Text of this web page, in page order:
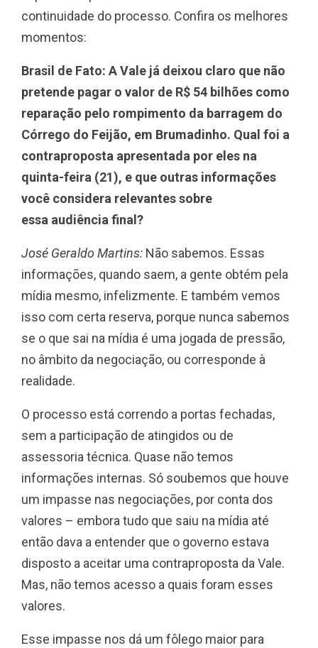
continuidade do processo. Confira os melhores
momentos:
Brasil de Fato: A Vale já deixou claro que não
pretende pagar o valor de R$ 54 bilhões como
reparação pelo rompimento da barragem do
Córrego do Feijão, em Brumadinho. Qual foi a
contraproposta apresentada por eles na
quinta-feira (21), e que outras informações
você considera relevantes sobre
essa audiência final?
José Geraldo Martins: Não sabemos. Essas
informações, quando saem, a gente obtém pela
mídia mesmo, infelizmente. E também vemos
isso com certa reserva, porque nunca sabemos
se o que sai na mídia é uma jogada de pressão,
no âmbito da negociação, ou corresponde à
realidade.
O processo está correndo a portas fechadas,
sem a participação de atingidos ou de
assessoria técnica. Quase não temos
informações internas. Só soubemos que houve
um impasse nas negociações, por conta dos
valores – embora tudo que saiu na mídia até
então dava a entender que o governo estava
disposto a aceitar uma contraproposta da Vale.
Mas, não temos acesso a quais foram esses
valores.
Esse impasse nos dá um fôlego maior para